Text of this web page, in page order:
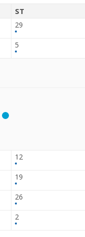
ST
29
5
12
19
26
2